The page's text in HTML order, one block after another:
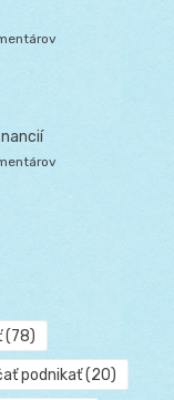
(78)
podnikať(20)